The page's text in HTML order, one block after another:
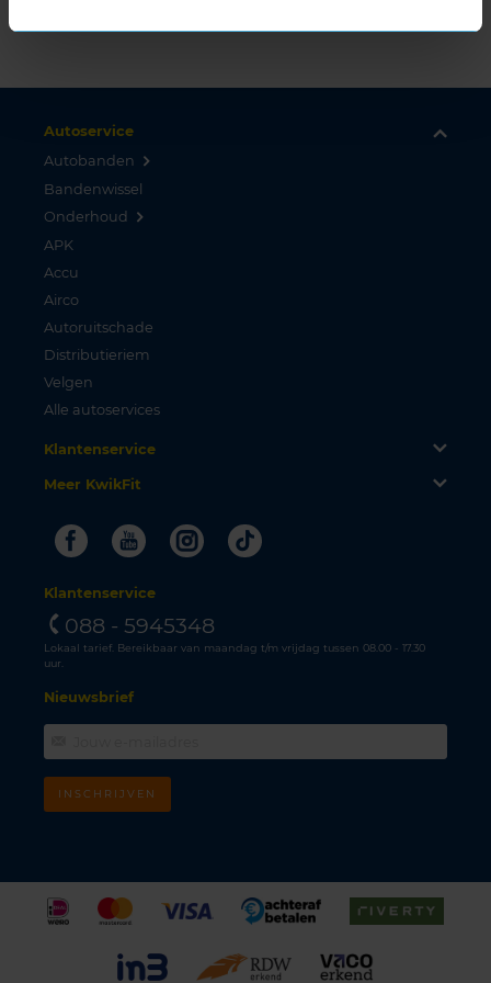
Autoservice
Autobanden
Bandenwissel
Onderhoud
APK
Accu
Airco
Autoruitschade
Distributieriem
Velgen
Alle autoservices
Klantenservice
Meer KwikFit
FacebookYoutubeInstagram
Tiktok
Klantenservice
088 - 5945348
Lokaal tarief. Bereikbaar van maandag t/m vrijdag tussen 08.00 - 17.30
uur.
Nieuwsbrief
INSCHRIJVEN